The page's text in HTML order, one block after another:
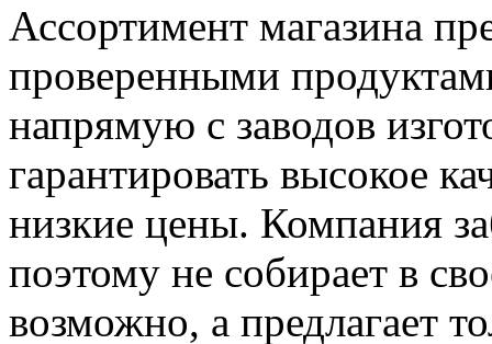
Ассортимент магазина
проверенными
напрямую с заводов
гарантировать высокое
низкие цены. Компания
поэтому не собирает в
возможно, а предлагает